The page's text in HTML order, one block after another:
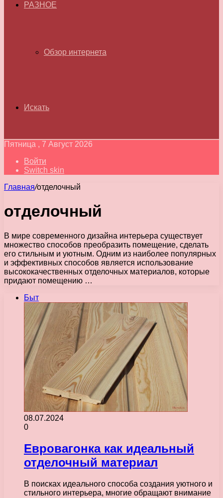
РАЗНОЕ
Обзор интернета
Искать
Пятница , 7 Август 2026
Войти
Switch skin
Главная/отделочный
отделочный
В мире современного дизайна интерьера существует
множество способов преобразить помещение, сделать
его стильным и уютным. Одним из наиболее популярных
и эффективных способов является использование
высококачественных отделочных материалов, которые
придают помещению …
Быт
08.07.2024
0
Евровагонка как идеальный
отделочный материал
В поисках идеального способа создания уютного и
стильного интерьера, многие обращают внимание